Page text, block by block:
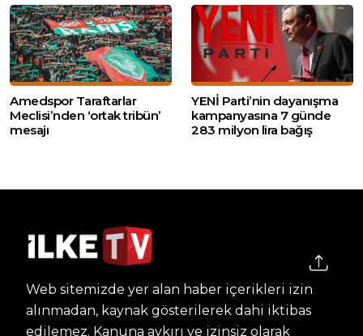
Amedspor Taraftarlar
Meclisi’nden ‘ortak tribün’
mesajı
YENİ Parti’nin dayanışma
kampanyasına 7 günde
283 milyon lira bağış
Web sitemizde yer alan haber içerikleri izin
alınmadan, kaynak gösterilerek dahi iktibas
edilemez. Kanuna aykırı ve izinsiz olarak